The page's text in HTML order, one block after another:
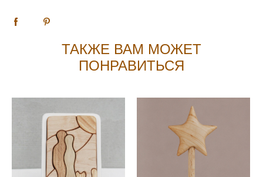
ТАКЖЕ ВАМ МОЖЕТ
ПОНРАВИТЬСЯ